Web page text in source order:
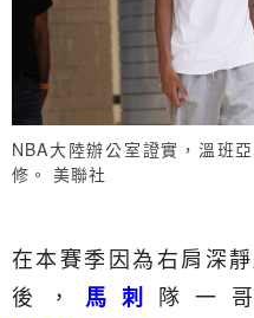
NBA大陸辦公室證實，溫班
修。 美聯社
在本賽季因為右肩深
後， 馬刺 隊一